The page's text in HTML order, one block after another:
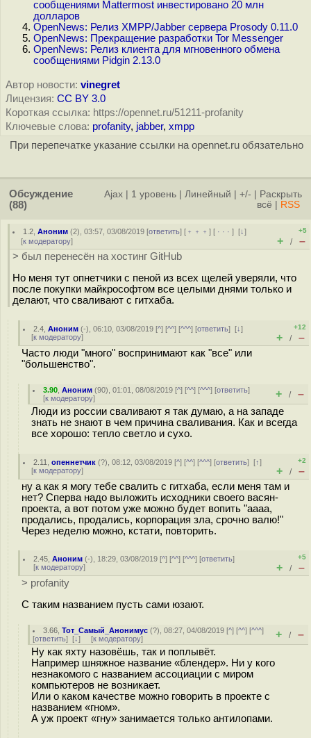
сообщениями Mattermost инвестировано 20 млн
долларов
OpenNews: Релиз XMPP/Jabber сервера Prosody 0.11.0
OpenNews: Прекращение разработки Tor Messenger
OpenNews: Релиз клиента для мгновенного обмена
сообщениями Pidgin 2.13.0
Автор новости: vinegret
Лицензия: CC BY 3.0
Короткая ссылка: https://opennet.ru/51211-profanity
Ключевые слова: profanity, jabber, xmpp
При перепечатке указание ссылки на opennet.ru обязательно
Обсуждение
(88)
Ajax 1 уровень Линейный +/-
Раскрыть
всё
RSS
1.2 ,Аноним (2), 03:57, 03/08/2019 [ответить] [ ﹢﹢﹢] [ · · ·][↓]
[к модератору]
+5
+ / –
> был перенесён на хостинг GitHub
Но меня тут опнетчики с пеной из всех щелей уверяли, что
после покупки майкрософтом все целыми днями только и
делают, что сваливают с гитхаба.
2.4 ,Аноним (-), 06:10, 03/08/2019 [^] [^^] [^^^] [ответить][↓]
[к модератору]
+12
+ / –
Часто люди "много" воспринимают как "все" или
"большенство".
3.90 ,Аноним (90), 01:01, 08/08/2019 [^] [^^] [^^^] [ответить]
[к модератору] + / –
Люди из россии сваливают я так думаю, а на западе
знать не знают в чем причина сваливания. Как и всегда
все хорошо: тепло светло и сухо.
2.11 ,опеннетчик (?), 08:12, 03/08/2019 [^] [^^] [^^^] [ответить][↑]
[к модератору]
+2
+ / –
ну а как я могу тебе свалить с гитхаба, если меня там и
нет? Сперва надо выложить исходники своего васян-
проекта, а вот потом уже можно будет вопить "аааа,
продались, продались, корпорация зла, срочно валю!"
Через неделю можно, кстати, повторить.
2.45 ,Аноним (-), 18:29, 03/08/2019 [^] [^^] [^^^] [ответить]
[к модератору]
+5
+ / –
> profanity
С таким названием пусть сами юзают.
3.66 ,Тот_Самый_Анонимус (?), 08:27, 04/08/2019 [^] [^^] [^^^]
[ответить] [↓] [к модератору] + / –
Ну как яхту назовёшь, так и поплывёт.
Например шняжное название «блендер». Ни у кого
незнакомого с названием ассоциации с миром
компьютеров не возникает.
Или о каком качестве можно говорить в проекте с
названием «гном».
А уж проект «гну» занимается только антилопами.